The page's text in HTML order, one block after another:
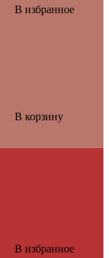
В избранное
В корзину
В избранное